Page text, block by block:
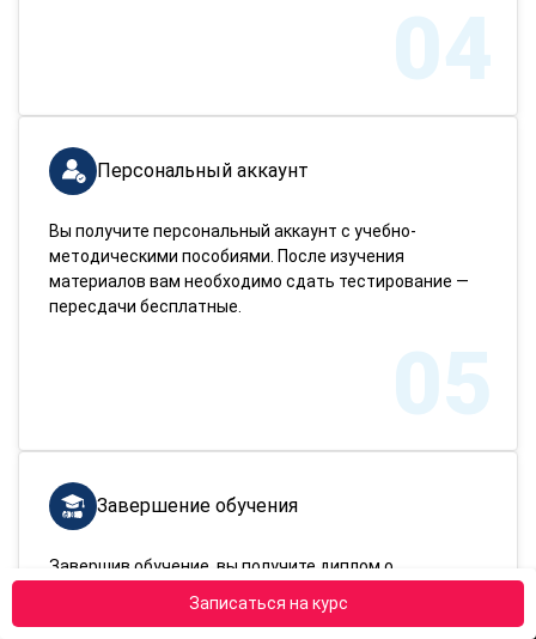
Записаться на курс
04
Персональный аккаунт
Вы получите персональный аккаунт с учебно-
методическими пособиями. После изучения
материалов вам необходимо сдать тестирование —
пересдачи бесплатные.
05
Завершение обучения
Завершив обучение, вы получите диплом о